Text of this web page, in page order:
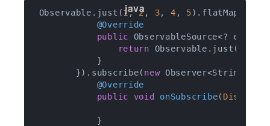
Observable.just(1, 2, 3, 4 , 5).flatMap(
@Override
public ObservableSource<?
return
            }
        }).subscribe(
new Observer<String>() {
@Override
public
void onSubscribe
            }